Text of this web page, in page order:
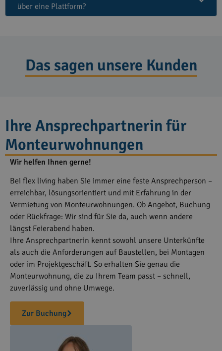
über eine Plattform?
Das sagen unsere Kunden
Ihre Ansprechpartnerin für
Monteurwohnungen
Wir helfen Ihnen gerne!
Bei flex living haben Sie immer eine feste Ansprechperson –
erreichbar, lösungsorientiert und mit Erfahrung in der
Vermietung von Monteurwohnungen. Ob Angebot, Buchung
oder Rückfrage: Wir sind für Sie da, auch wenn andere
längst Feierabend haben.
Ihre Ansprechpartnerin kennt sowohl unsere Unterkünfte
als auch die Anforderungen auf Baustellen, bei Montagen
oder im Projektgeschäft. So erhalten Sie genau die
Monteurwohnung, die zu Ihrem Team passt – schnell,
zuverlässig und ohne Umwege.
Zur Buchung